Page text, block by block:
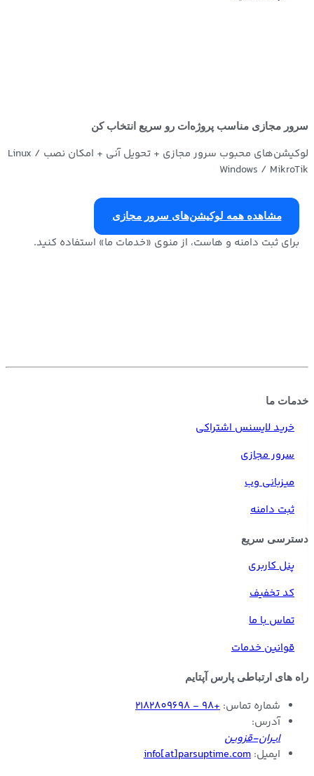
سرور مجازی مناسب پروژه‌ات رو سریع انتخاب کن
لوکیشن‌های محبوب سرور مجازی + تحویل آنی + امکان نصب Linux /
Windows / MikroTik
مشاهده همه لوکیشن‌های سرور مجازی
برای ثبت دامنه و هاست، از منوی «خدمات ما» استفاده کنید.
خدمات ما
خرید لایسنس اشتراکی
سرور مجازی
میزبانی وب
ثبت دامنه
دسترسی سریع
پنل کاربری
کد تخفیف
تماس با ما
قوانین خدمات
راه های ارتباطی پارس آپتایم
شماره تماس: +98
- 2182809698
آدرس:
ایران-قزوین
ایمیل: info[at]parsuptime.com